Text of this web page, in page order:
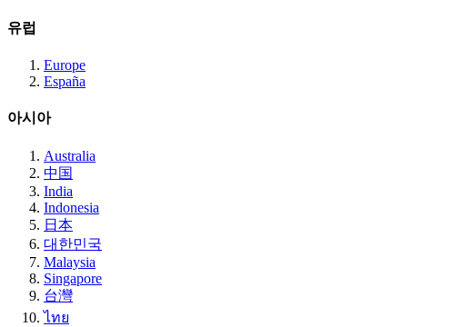
유럽
Europe
España
아시아
Australia
中国
India
Indonesia
日本
대한민국
Malaysia
Singapore
台灣
ไทย